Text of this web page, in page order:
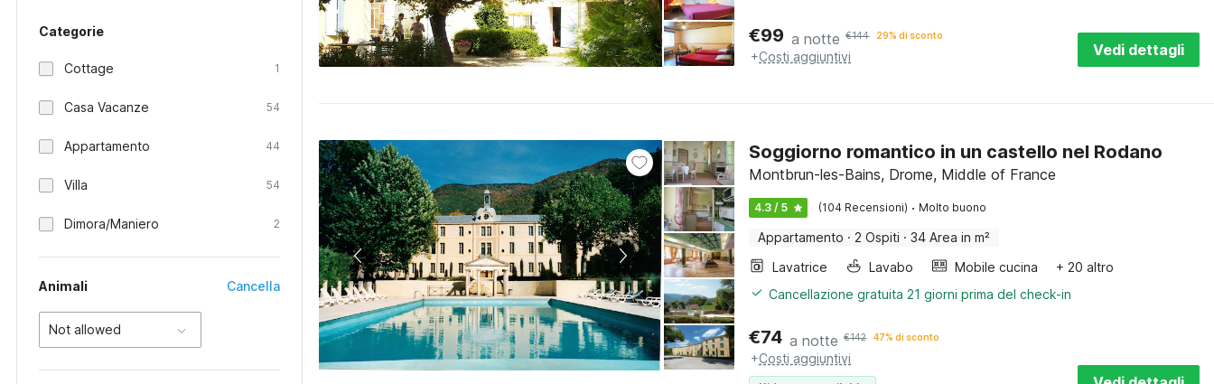
Categorie
Cottage 1
Casa Vacanze 54
Appartamento 44
Villa 54
Dimora/Maniero 2
Animali Cancella
Not allowed
€99 a notte €144 29% di sconto
+Costi aggiuntivi Vedi dettagli
Soggiorno romantico in un castello nel Rodano
Montbrun-les-Bains, Drome, Middle of France
4.3 / 5 (104 Recensioni) · Molto buono
Appartamento · 2 Ospiti · 34 Area in m²
Lavatrice
Lavabo Mobile cucina
+ 20 altro
Cancellazione gratuita 21 giorni prima del check-in
€74 a notte €142 47% di sconto
+Costi aggiuntivi